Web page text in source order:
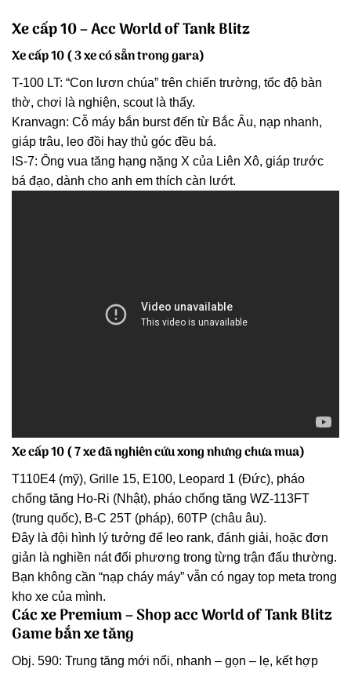
Xe cấp 10 – Acc World of Tank Blitz
Xe cấp 10 ( 3 xe có sẵn trong gara)
T-100 LT: “Con lươn chúa” trên chiến trường, tốc độ bàn
thờ, chơi là nghiện, scout là thấy.
Kranvagn: Cỗ máy bắn burst đến từ Bắc Âu, nạp nhanh,
giáp trâu, leo đồi hay thủ góc đều bá.
IS-7: Ông vua tăng hạng nặng X của Liên Xô, giáp trước
bá đạo, dành cho anh em thích càn lướt.
Xe cấp 10 ( 7 xe đã nghiên cứu xong nhưng chưa mua)
T110E4 (mỹ), Grille 15, E100, Leopard 1 (Đức), pháo
chống tăng Ho-Ri (Nhật), pháo chống tăng WZ-113FT
(trung quốc), B-C 25T (pháp), 60TP (châu âu).
Đây là đội hình lý tưởng để leo rank, đánh giải, hoặc đơn
giản là nghiền nát đối phương trong từng trận đấu thường.
Bạn không cần “nạp cháy máy” vẫn có ngay top meta trong
kho xe của mình.
Các xe Premium – Shop acc World of Tank Blitz
Game bắn xe tăng
Obj. 590: Trung tăng mới nổi, nhanh – gọn – lẹ, kết hợp